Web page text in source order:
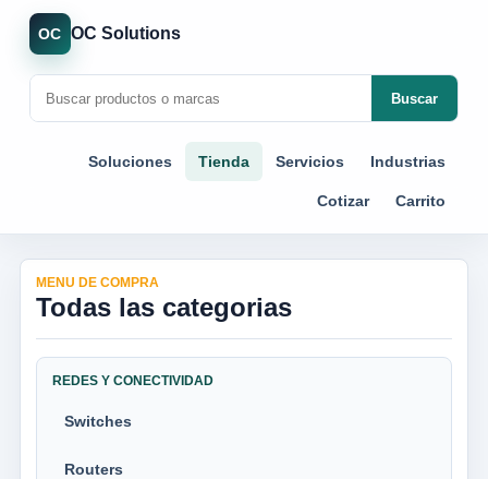
OC OC Solutions
Buscar
Soluciones Tienda Servicios Industrias
Cotizar Carrito
MENU DE COMPRA
Todas las categorias
REDES Y CONECTIVIDAD
Switches
Routers